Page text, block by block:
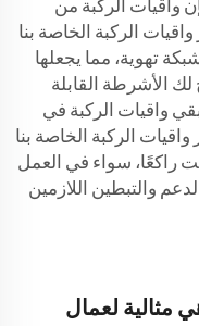
واقيات الركبة من
الركبة الخاصة بنا
تهوية، مما يجعلها
لك الأشرطة القابلة
واقيات الركبة في
واقيات الركبة الخاصة بنا
راكعًا، سواء في العمل
والتبطين اللازمين
مثالية لعمال